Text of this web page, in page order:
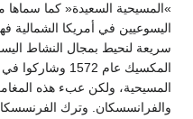
اليسوعيين في أمريكا الشمالية
سريعة لنحيط بمجال النشاط
المكسيك عام
المسيحية، ولكن عبء هذه
والفرانسسكان. وترك